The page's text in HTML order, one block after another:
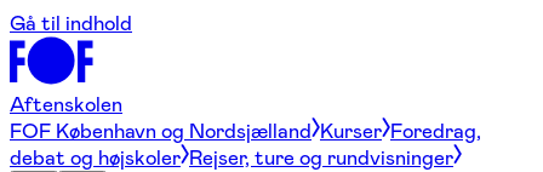
Gå til indhold
Aftenskolen
FOF København og Nordsjælland Kurser Foredrag,
debat og højskoler Rejser, ture og rundvisninger